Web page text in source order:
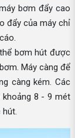
bơm đẩy cao
đẩy của máy chỉ
bơm hút được
Máy càng để
càng kém. Các
8 - 9 mét
hút.